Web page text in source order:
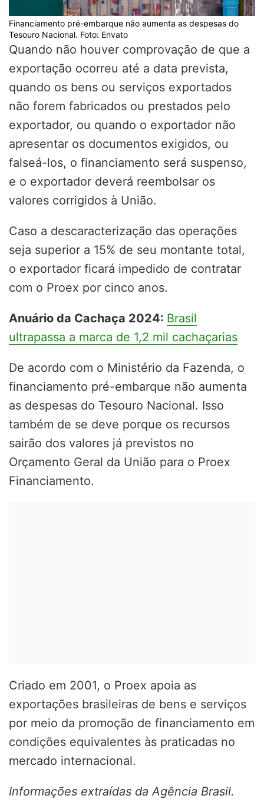
Financiamento pré-embarque não aumenta as despesas do
Tesouro Nacional. Foto: Envato
Quando não houver comprovação de que a
exportação ocorreu até a data prevista,
quando os bens ou serviços exportados
não forem fabricados ou prestados pelo
exportador, ou quando o exportador não
apresentar os documentos exigidos, ou
falseá-los, o financiamento será suspenso,
e o exportador deverá reembolsar os
valores corrigidos à União.
Caso a descaracterização das operações
seja superior a 15% de seu montante total,
o exportador ficará impedido de contratar
com o Proex por cinco anos.
Anuário da Cachaça 2024: Brasil
ultrapassa a marca de 1,2 mil cachaçarias
De acordo com o Ministério da Fazenda, o
financiamento pré-embarque não aumenta
as despesas do Tesouro Nacional. Isso
também de se deve porque os recursos
sairão dos valores já previstos no
Orçamento Geral da União para o Proex
Financiamento.
Criado em 2001, o Proex apoia as
exportações brasileiras de bens e serviços
por meio da promoção de financiamento em
condições equivalentes às praticadas no
mercado internacional.
Informações extraídas da Agência Brasil.